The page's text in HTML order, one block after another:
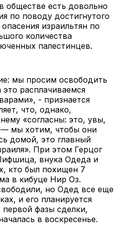
обществе есть довольно
по поводу достигнутого
израильтян по
количества
палестинцев.
мы просим освободить
расплачиваемся
- признается
что, однако,
«согласны: это, увы,
— мы хотим, чтобы они
домой, это главный
При этом Герцог
внука Одеда и
кто был похищен 7
в кибуце Нир Оз.
но Одед все еще
и его планируется
фазы сделки,
в воскресенье.